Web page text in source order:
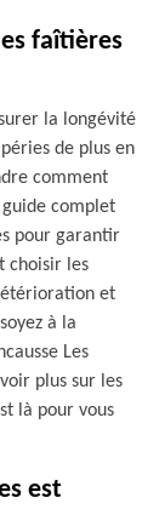
faîtières
la longévité
de plus en
comment
complet
pour garantir
choisir les
et
à la
Les
plus sur les
là pour vous
est